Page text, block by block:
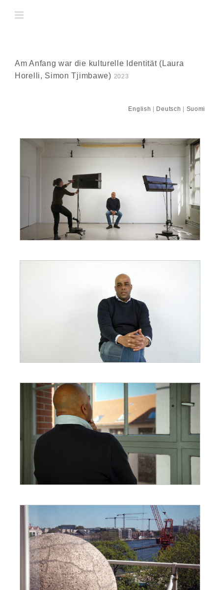
Am Anfang war die kulturelle Identität (Laura
Horelli, Simon Tjimbawe) 2023
English Deutsch Suomi